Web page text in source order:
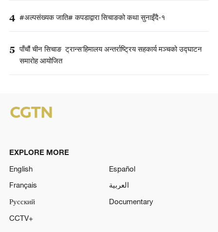
4 #अल्पसंख्यक जाति# कपडाद्वारा सिचाङको कथा सुनाइँदै-१
5 पाँचौं चीन सिचाङ ट्रान्स'हिमालय अन्तर्राष्ट्रिय सहकार्य मञ्चको उद्घाटन
समारोह आयोजित
EXPLORE MORE
English
Español
Français
العربية
Русский
Documentary
CCTV+